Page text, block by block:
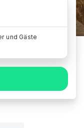
und Gäste